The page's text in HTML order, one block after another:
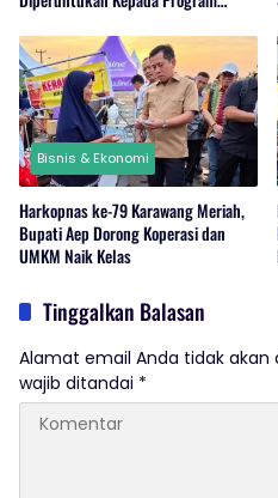
Nabati
Bisnis & Ekonomi
Harkopnas ke-79 Karawang Meriah,
Bupati Aep Dorong Koperasi dan
UMKM Naik Kelas
Tinggalkan Balasan
Alamat email Anda tidak akan
wajib ditandai *